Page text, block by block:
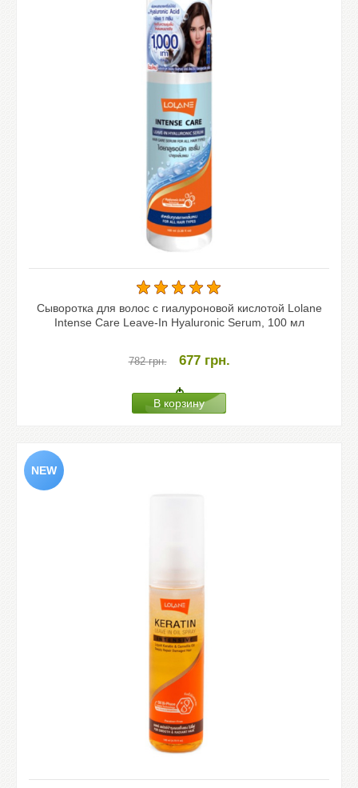
Сыворотка для волос с гиалуроновой кислотой Lolane
Intense Care Leave-In Hyaluronic Serum, 100 мл
782грн. 677 грн.